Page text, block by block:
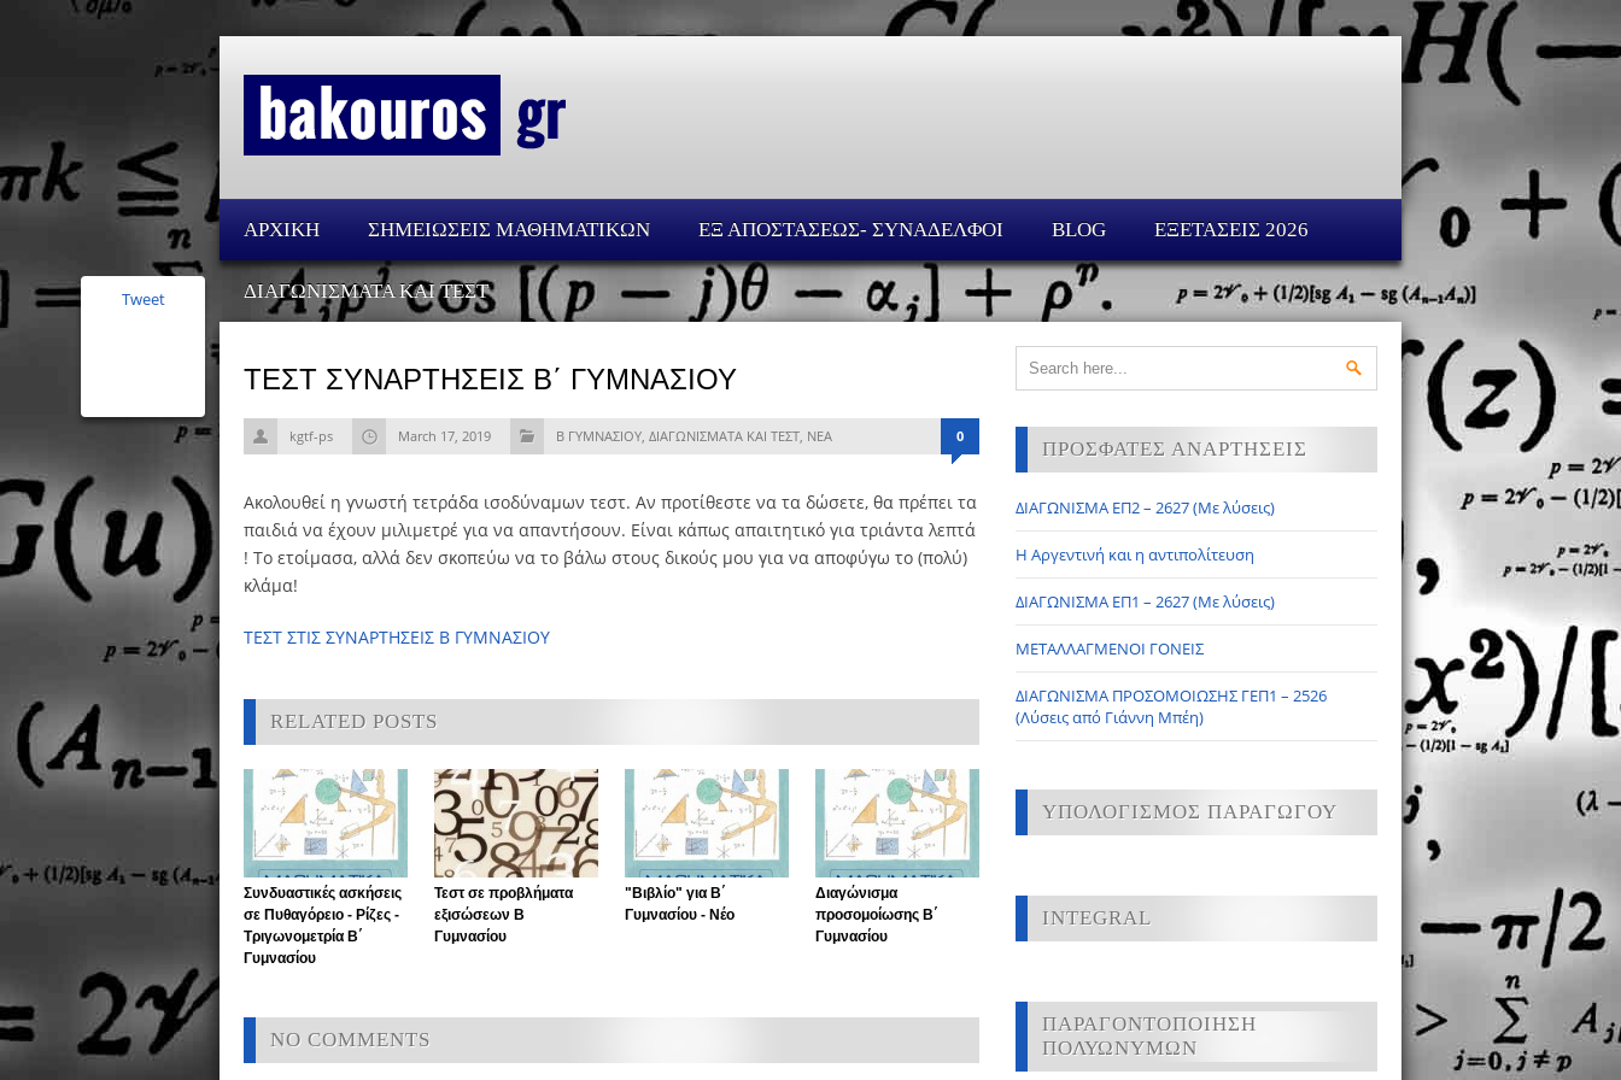
ΑΡΧΙΚΗ ΣΗΜΕΙΩΣΕΙΣ ΜΑΘΗΜΑΤΙΚΩΝ ΕΞ ΑΠΟΣΤΑΣΕΩΣ- ΣΥΝΑΔΕΛΦΟΙ BLOG ΕΞΕΤΑΣΕΙΣ 2026
ΔΙΑΓΩΝΙΣΜΑΤΑ ΚΑΙ ΤΕΣΤ
ΤΕΣΤ ΣΥΝΑΡΤΗΣΕΙΣ Β΄ ΓΥΜΝΑΣΙΟΥ
kgtf-ps March 17, 2019 Β ΓΥΜΝΑΣΙΟΥ, ΔΙΑΓΩΝΙΣΜΑΤΑ ΚΑΙ ΤΕΣΤ, ΝΕΑ 0
Ακολουθεί η γνωστή τετράδα ισοδύναμων τεστ. Αν προτίθεστε να τα δώσετε, θα πρέπει τα
παιδιά να έχουν μιλιμετρέ για να απαντήσουν. Είναι κάπως απαιτητικό για τριάντα λεπτά
! Το ετοίμασα, αλλά δεν σκοπεύω να το βάλω στους δικούς μου για να αποφύγω το (πολύ)
κλάμα!
ΤΕΣΤ ΣΤΙΣ ΣΥΝΑΡΤΗΣΕΙΣ Β ΓΥΜΝΑΣΙΟΥ
Tweet
RELATED POSTS
Συνδυαστικές ασκήσεις
σε Πυθαγόρειο - Ρίζες -
Τριγωνομετρία Β΄
Γυμνασίου
Τεστ σε προβλήματα
εξισώσεων Β
Γυμνασίου
"Βιβλίο" για Β΄
Γυμνασίου - Νέο
Διαγώνισμα
προσομοίωσης Β΄
Γυμνασίου
NO COMMENTS
ΠΡΟΣΦΑΤΕΣ ΑΝΑΡΤΗΣΕΙΣ
ΔΙΑΓΩΝΙΣΜΑ ΕΠ2 – 2627 (Με λύσεις)
Η Αργεντινή και η αντιπολίτευση
ΔΙΑΓΩΝΙΣΜΑ ΕΠ1 – 2627 (Με λύσεις)
ΜΕΤΑΛΛΑΓΜΕΝΟΙ ΓΟΝΕΙΣ
ΔΙΑΓΩΝΙΣΜΑ ΠΡΟΣΟΜΟΙΩΣΗΣ ΓΕΠ1 – 2526
(Λύσεις από Γιάννη Μπέη)
ΥΠΟΛΟΓΙΣΜΟΣ ΠΑΡΑΓΩΓΟΥ
INTEGRAL
ΠΑΡΑΓΟΝΤΟΠΟΙΗΣΗ
ΠΟΛΥΩΝΥΜΩΝ